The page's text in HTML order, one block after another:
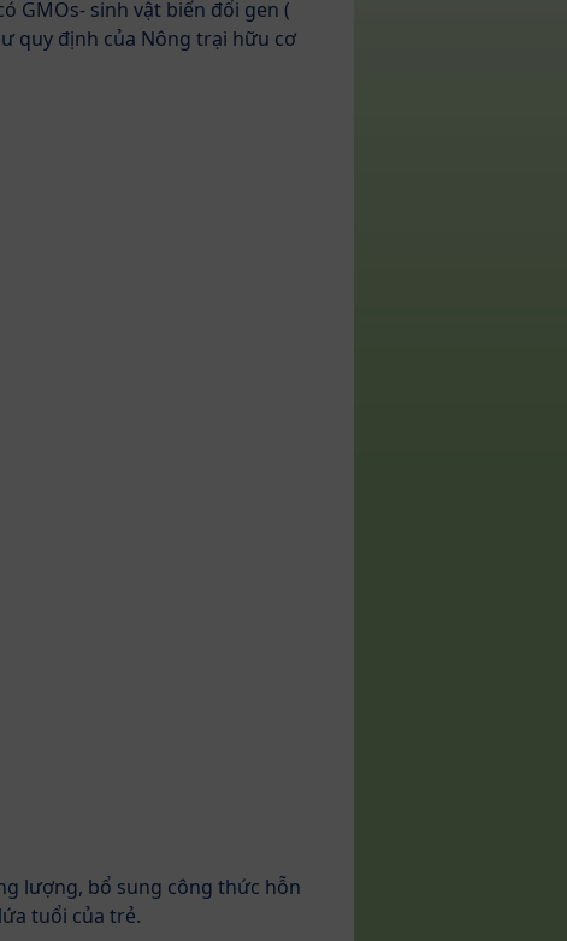
GMOs- sinh vật biến đổi gen (
quy định của Nông trại hữu cơ
lượng, bổ sung công thức hỗn
tuổi của trẻ.